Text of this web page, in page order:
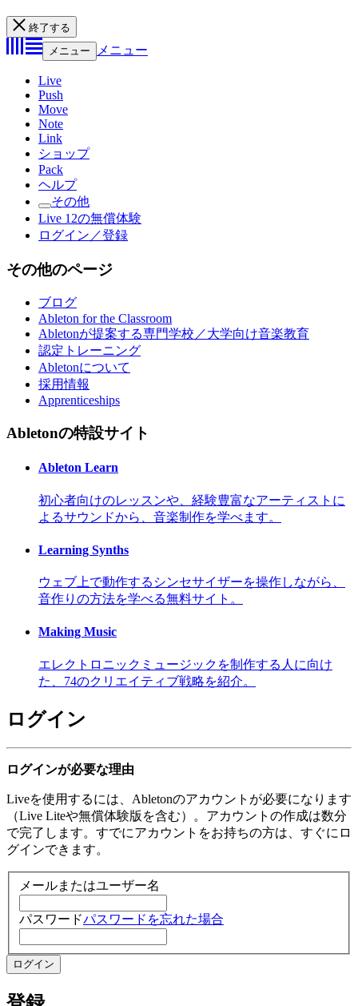
終了する
メニュー
メニュー
Live
Push
Move
Note
Link
ショップ
Pack
ヘルプ
その他
Live 12の無償体験
ログイン／登録
その他のページ
ブログ
Ableton for the Classroom
Abletonが提案する専門学校／大学向け音楽教育
認定トレーニング
Abletonについて
採用情報
Apprenticeships
Abletonの特設サイト
Ableton Learn
初心者向けのレッスンや、経験豊富なアーティストに
よるサウンドから、音楽制作を学べます。
Learning Synths
ウェブ上で動作するシンセサイザーを操作しながら、
音作りの方法を学べる無料サイト。
Making Music
エレクトロニックミュージックを制作する人に向け
た、74のクリエイティブ戦略を紹介。
ログイン
ログインが必要な理由
Liveを使用するには、Abletonのアカウントが必要になります
（Live Liteや無償体験版を含む）。アカウントの作成は数分
で完了します。すでにアカウントをお持ちの方は、すぐにロ
グインできます。
メールまたはユーザー名
パスワードパスワードを忘れた場合